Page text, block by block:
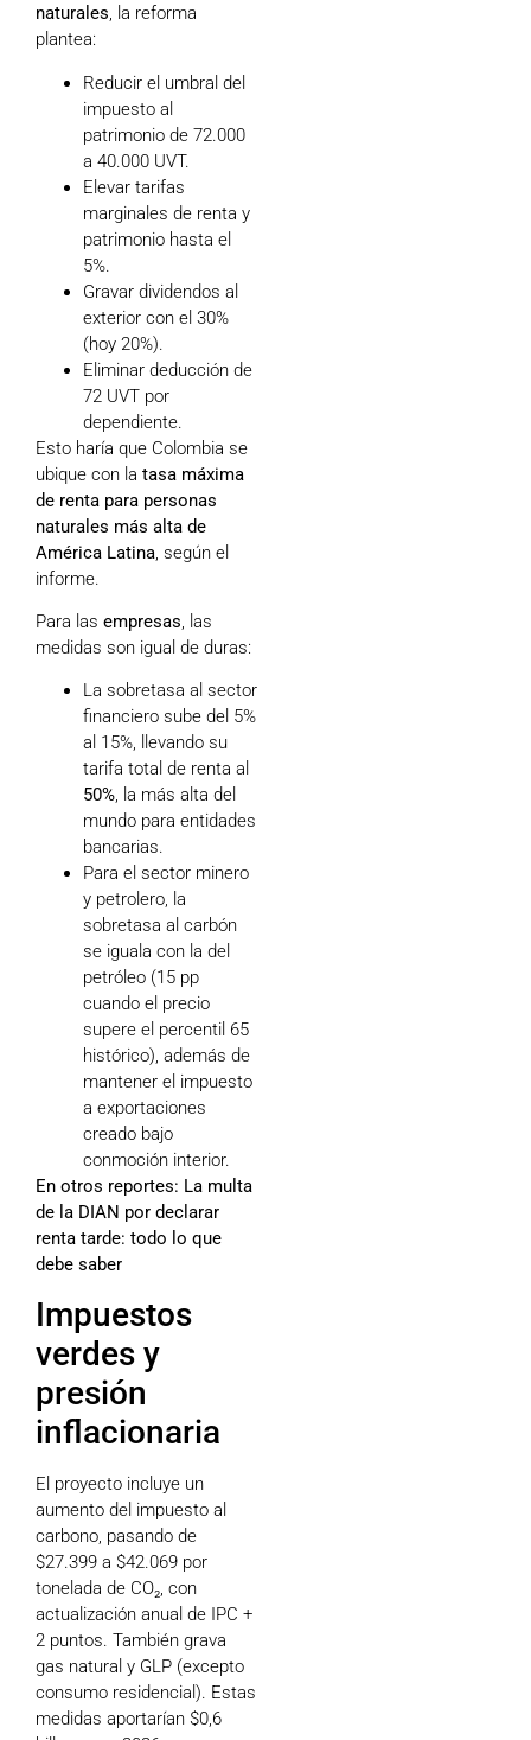
naturales, la reforma
plantea:
Reducir el umbral del
impuesto al
patrimonio de 72.000
a 40.000 UVT.
Elevar tarifas
marginales de renta y
patrimonio hasta el
5%.
Gravar dividendos al
exterior con el 30%
(hoy 20%).
Eliminar deducción de
72 UVT por
dependiente.
Esto haría que Colombia se
ubique con la tasa máxima
de renta para personas
naturales más alta de
América Latina , según el
informe.
Para las empresas, las
medidas son igual de duras:
La sobretasa al sector
financiero sube del 5%
al 15%, llevando su
tarifa total de renta al
50%, la más alta del
mundo para entidades
bancarias.
Para el sector minero
y petrolero, la
sobretasa al carbón
se iguala con la del
petróleo (15 pp
cuando el precio
supere el percentil 65
histórico), además de
mantener el impuesto
a exportaciones
creado bajo
conmoción interior.
En otros reportes: La multa
de la DIAN por declarar
renta tarde: todo lo que
debe saber
Impuestos
verdes y
presión
inflacionaria
El proyecto incluye un
aumento del impuesto al
carbono, pasando de
$27.399 a $42.069 por
tonelada de CO₂, con
actualización anual de IPC +
2 puntos. También grava
gas natural y GLP (excepto
consumo residencial). Estas
medidas aportarían $0,6